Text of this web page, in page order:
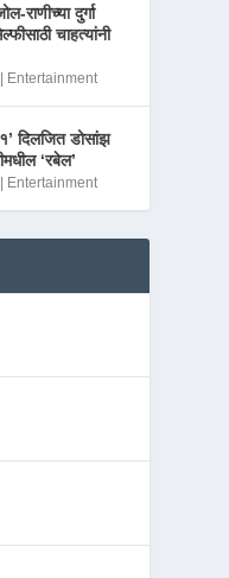
राणीच्या दुर्गा
चाहत्यांनी
Entertainment
दिलजित डोसांझ
‘रबेल’
Entertainment